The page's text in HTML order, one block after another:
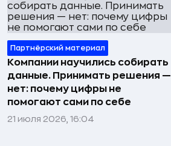
Партнёрский материал
Компании научились собирать
данные. Принимать решения —
нет: почему цифры не
помогают сами по себе
21 июля 2026, 16:04